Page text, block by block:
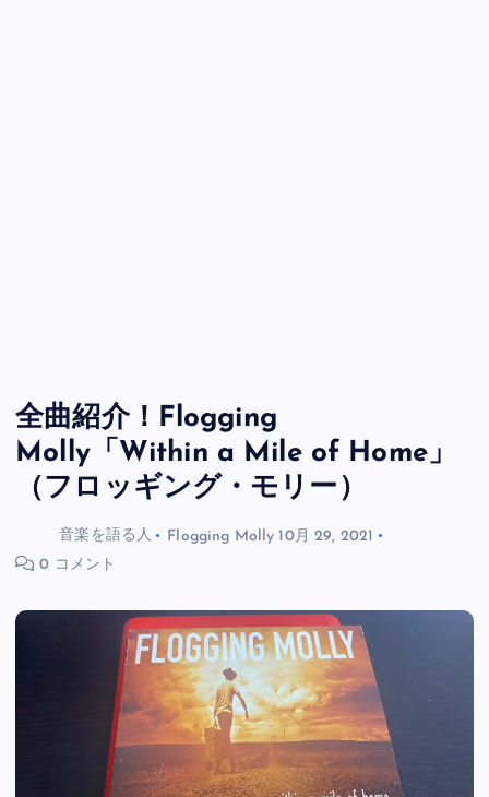
全曲紹介！Flogging
Molly「Within a Mile of Home」
（フロッギング・モリー）
音楽を語る人 Flogging Molly 10月 29, 2021
0 コメント